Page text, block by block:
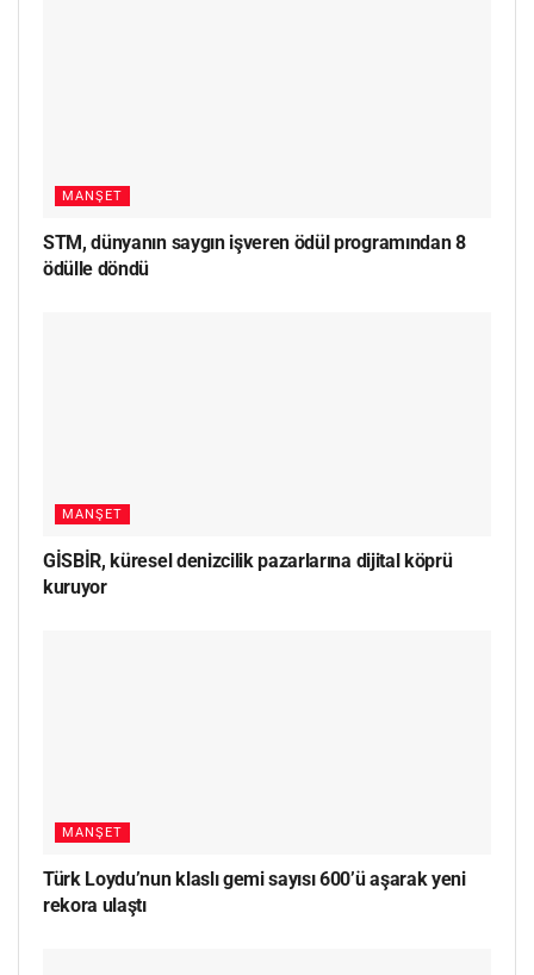
MANŞET
STM, dünyanın saygın işveren ödül programından 8
ödülle döndü
MANŞET
GİSBİR, küresel denizcilik pazarlarına dijital köprü
kuruyor
MANŞET
Türk Loydu’nun klaslı gemi sayısı 600’ü aşarak yeni
rekora ulaştı